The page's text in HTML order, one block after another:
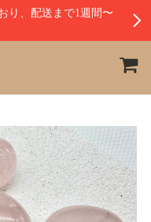
り、配送まで1週間〜